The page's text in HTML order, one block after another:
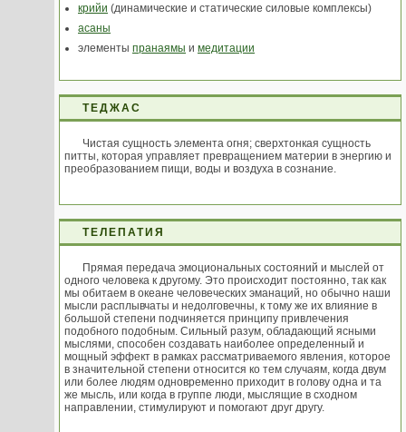
крийи (динамические и статические силовые комплексы)
асаны
элементы пранаямы и медитации
ТЕДЖАС
Чистая сущность элемента огня; сверхтонкая сущность
питты, которая управляет превращением материи в энергию и
преобразованием пищи, воды и воздуха в сознание.
ТЕЛЕПАТИЯ
Прямая передача эмоциональных состояний и мыслей от
одного человека к другому. Это происходит постоянно, так как
мы обитаем в океане человеческих эманаций, но обычно наши
мысли расплывчаты и недолговечны, к тому же их влияние в
большой степени подчиняется принципу привлечения
подобного подобным. Сильный разум, обладающий ясными
мыслями, способен создавать наиболее определенный и
мощный эффект в рамках рассматриваемого явления, которое
в значительной степени относится ко тем случаям, когда двум
или более людям одновременно приходит в голову одна и та
же мысль, или когда в группе люди, мыслящие в сходном
направлении, стимулируют и помогают друг другу.